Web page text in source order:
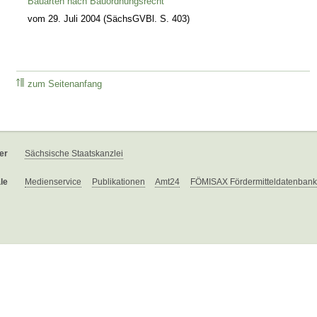
vom 29. Juli 2004 (SächsGVBl. S. 403)
zum Seitenanfang
Sächsische Staatskanzlei
Medienservice Publikationen Amt24 FÖMISAX Fördermitteldatenbank